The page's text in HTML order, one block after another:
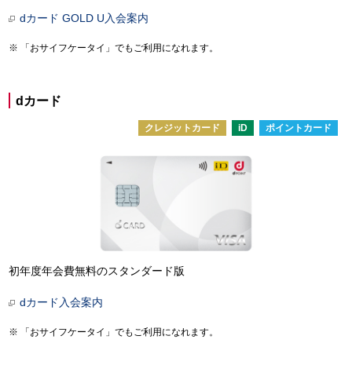
dカード GOLD U入会案内
「おサイフケータイ」でもご利用になれます。
dカード
クレジットカード iD ポイントカード
初年度年会費無料のスタンダード版
dカード入会案内
「おサイフケータイ」でもご利用になれます。